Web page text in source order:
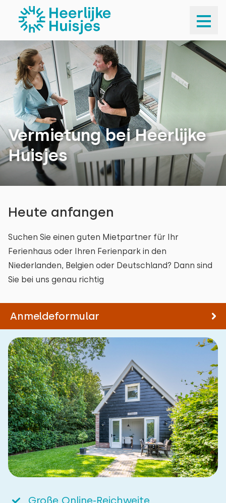
Vermietung bei Heerlijke
Huisjes
Heute anfangen
Suchen Sie einen guten Mietpartner für Ihr
Ferienhaus oder Ihren Ferienpark in den
Niederlanden, Belgien oder Deutschland? Dann sind
Sie bei uns genau richtig
Anmeldeformular